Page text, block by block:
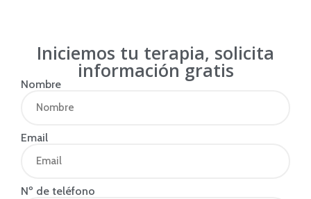
Iniciemos tu terapia, solicita
información gratis
Nombre
Email
Nº de teléfono